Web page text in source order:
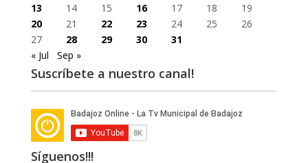
13
14 15 16 17 18
19
20
21 22 23 24 25
26
27
28 29 30
31
« Jul
Sep »
Suscríbete a nuestro canal!
Síguenos!!!